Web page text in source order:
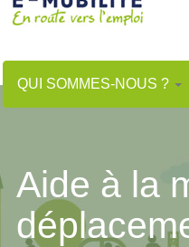
QUI SOMMES-NOUS ?
Aide à la